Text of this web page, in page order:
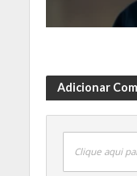
Adicionar
Clique aqui